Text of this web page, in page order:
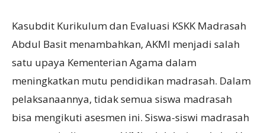
Kasubdit Kurikulum dan Evaluasi KSKK Madrasah
Abdul Basit menambahkan, AKMI menjadi salah
satu upaya Kementerian Agama dalam
meningkatkan mutu pendidikan madrasah. Dalam
pelaksanaannya, tidak semua siswa madrasah
bisa mengikuti asesmen ini. Siswa-siswi madrasah